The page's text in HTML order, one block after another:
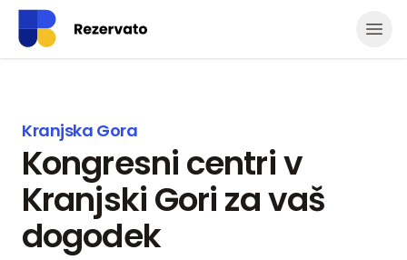
Kranjska Gora
Kongresni centri v
Kranjski Gori za vaš
dogodek